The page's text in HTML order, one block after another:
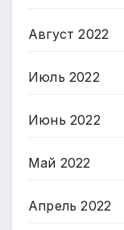
Август 2022
Июль 2022
Июнь 2022
Май 2022
Апрель 2022